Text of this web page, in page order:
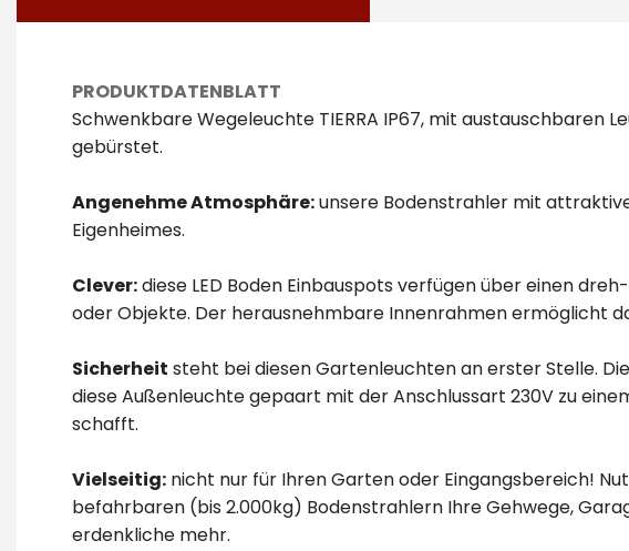
PRODUKTDATENBLATT
Schwenkbare Wegeleuchte TIERRA IP67, mit austauschbaren
gebürstet.
Angenehme Atmosphäre:unsere Bodenstrahler mit
Eigenheimes.
Clever:diese LED Boden Einbauspots verfügen über einen
oder Objekte. Der herausnehmbare Innenrahmen ermöglicht
Sicherheit steht bei diesen Gartenleuchten an erster Stelle.
diese Außenleuchte gepaart mit der Anschlussart 230V zu
schafft.
Vielseitig: nicht nur für Ihren Garten oder Eingangsbereich!
befahrbaren (bis 2.000kg) Bodenstrahlern Ihre Gehwege,
erdenkliche mehr.